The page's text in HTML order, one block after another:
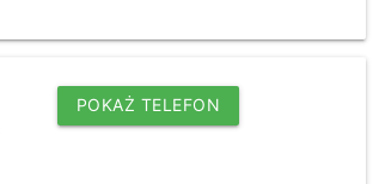
POKAŻ TELEFON